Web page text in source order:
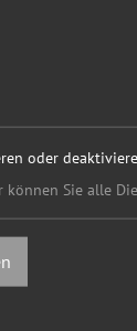
oder
können Sie alle